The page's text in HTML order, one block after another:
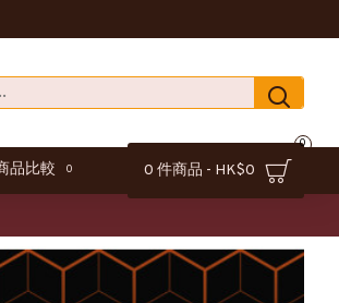
品比較 0 0 件商品 - HK$0
0